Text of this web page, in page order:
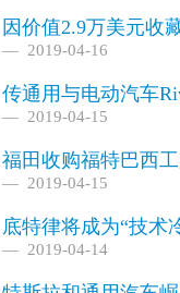
因价值2.9万美元收
2019-04-16
传通用与电动汽车
2019-04-15
福田收购福特巴西
2019-04-15
底特律将成为“技术
2019-04-14